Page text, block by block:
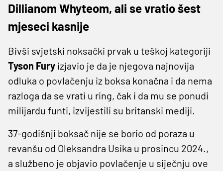
Dillianom Whyteom, ali se vratio šest
mjeseci kasnije
Bivši svjetski noksački prvak u teškoj kategoriji
Tyson Fury izjavio je da je njegova najnovija
odluka o povlačenju iz boksa konačna i da nema
razloga da se vrati u ring, čak i da mu se ponudi
milijardu funti, izvijestili su britanski mediji.
37-godišnji boksač nije se borio od poraza u
revanšu od Oleksandra Usika u prosincu 2024.,
a službeno je objavio povlačenje u siječnju ove